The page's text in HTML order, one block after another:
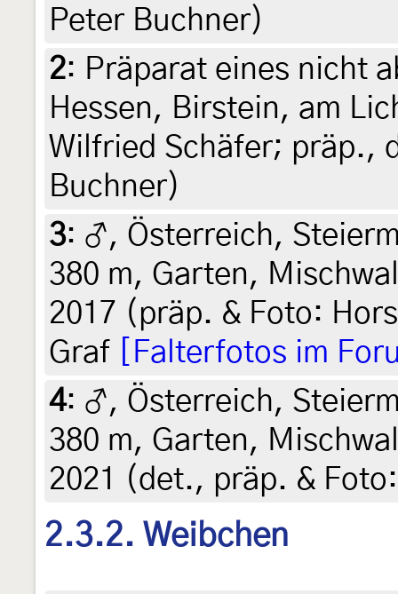
Peter Buchner)
2: Präparat eines nicht
Hessen, Birstein, am
Wilfried Schäfer; präp.,
Buchner)
3: ♂, Österreich,
380 m, Garten,
2017 (präp. & Foto:
Graf
[Falterfotos im
4: ♂, Österreich,
380 m, Garten,
2021 (det., präp. &
2.3.2. Weibchen